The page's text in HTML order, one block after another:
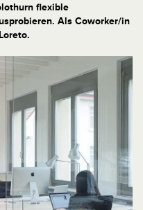
flexible
Als Coworker/in